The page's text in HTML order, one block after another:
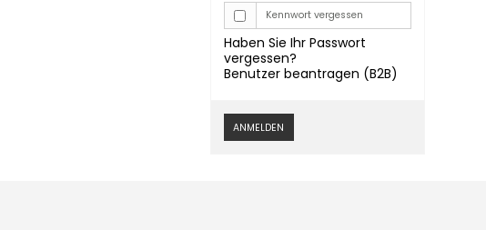
Kennwort vergessen
Haben Sie Ihr Passwort
vergessen?
Benutzer beantragen (B2B)
ANMELDEN